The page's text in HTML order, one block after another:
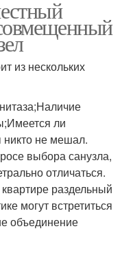
из нескольких
ли
никто не мешал.
выбора санузла,
отличаться.
раздельный
могут встретиться
объединение